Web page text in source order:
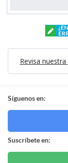
Revisa
Síguenos en:
Suscríbete en: